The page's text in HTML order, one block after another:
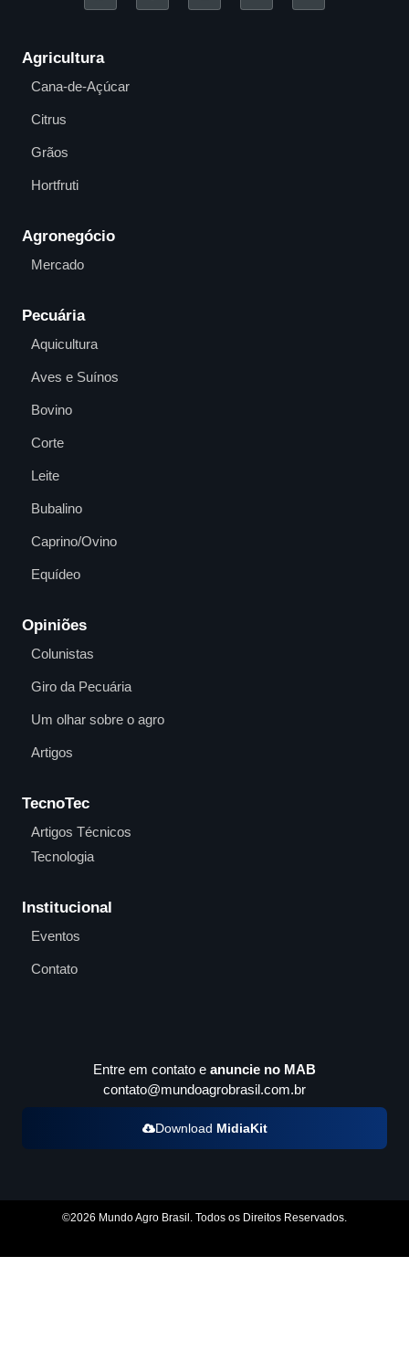
Agricultura
Cana-de-Açúcar
Citrus
Grãos
Hortfruti
Agronegócio
Mercado
Pecuária
Aquicultura
Aves e Suínos
Bovino
Corte
Leite
Bubalino
Caprino/Ovino
Equídeo
Opiniões
Colunistas
Giro da Pecuária
Um olhar sobre o agro
Artigos
TecnoTec
Artigos Técnicos
Tecnologia
Institucional
Eventos
Contato
Entre em contato e anuncie no MAB
contato@mundoagrobrasil.com.br
Download MidiaKit
©2026 Mundo Agro Brasil. Todos os Direitos Reservados.